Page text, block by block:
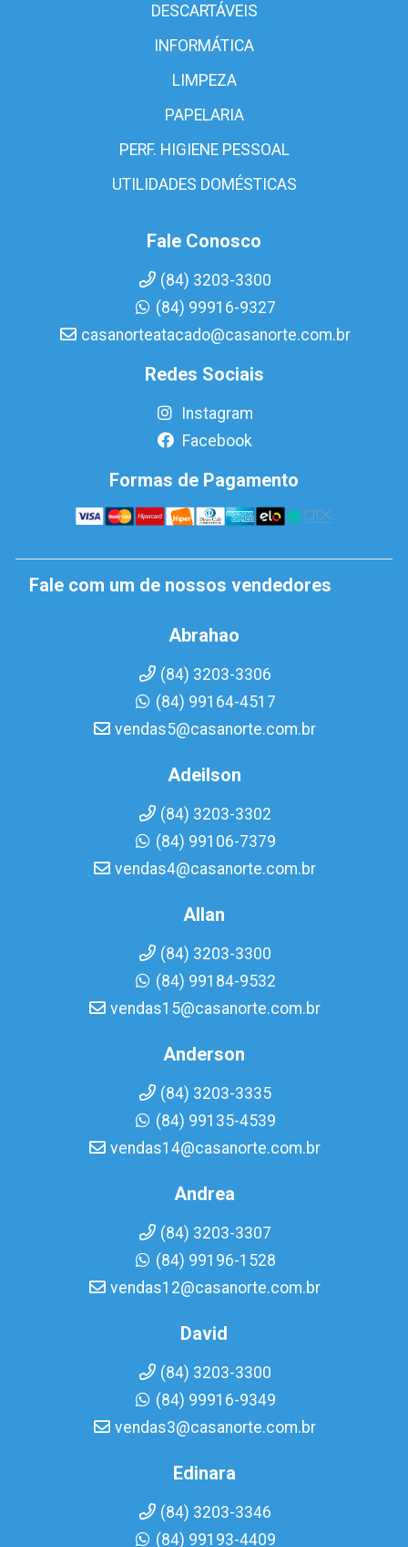
DESCARTÁVEIS
INFORMÁTICA
LIMPEZA
PAPELARIA
PERF. HIGIENE PESSOAL
UTILIDADES DOMÉSTICAS
Fale Conosco
(84) 3203-3300
(84) 99916-9327
casanorteatacado@casanorte.com.br
Redes Sociais
Instagram
Facebook
Formas de Pagamento
Fale com um de nossos vendedores
Abrahao
(84) 3203-3306
(84) 99164-4517
vendas5@casanorte.com.br
Adeilson
(84) 3203-3302
(84) 99106-7379
vendas4@casanorte.com.br
Allan
(84) 3203-3300
(84) 99184-9532
vendas15@casanorte.com.br
Anderson
(84) 3203-3335
(84) 99135-4539
vendas14@casanorte.com.br
Andrea
(84) 3203-3307
(84) 99196-1528
vendas12@casanorte.com.br
David
(84) 3203-3300
(84) 99916-9349
vendas3@casanorte.com.br
Edinara
(84) 3203-3346
(84) 99193-4409